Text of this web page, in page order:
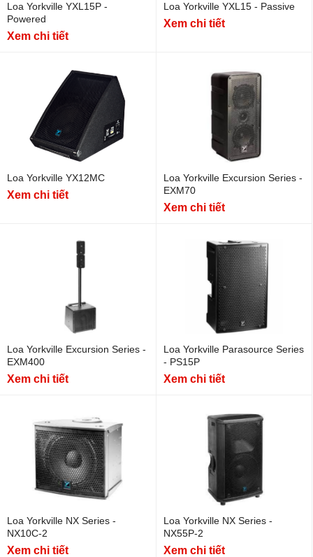
Loa Yorkville YXL15P -
Powered
Xem chi tiết
Loa Yorkville YXL15 - Passive
Xem chi tiết
Loa Yorkville YX12MC
Xem chi tiết
Loa Yorkville Excursion Series -
EXM70
Xem chi tiết
Loa Yorkville Excursion Series -
EXM400
Xem chi tiết
Loa Yorkville Parasource Series
- PS15P
Xem chi tiết
Loa Yorkville NX Series -
NX10C-2
Xem chi tiết
Loa Yorkville NX Series -
NX55P-2
Xem chi tiết